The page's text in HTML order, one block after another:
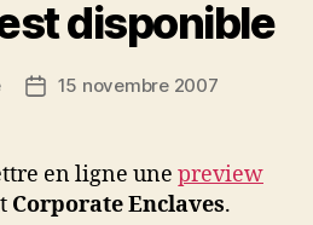
disponible
Date15 novembre 2007
en ligne une preview
Corporate Enclaves.